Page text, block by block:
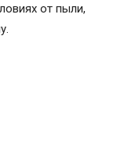
от пыли,